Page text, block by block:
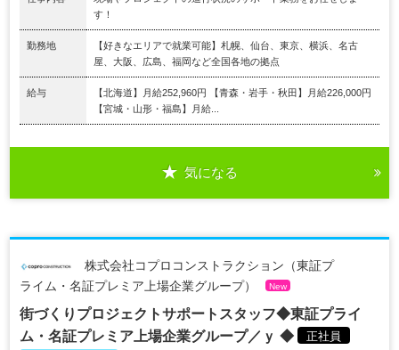
す！
勤務地
【好きなエリアで就業可能】札幌、仙台、東京、横浜、名古
屋、大阪、広島、福岡など全国各地の拠点
給与
【北海道】月給252,960円 【青森・岩手・秋田】月給226,000円
【宮城・山形・福島】月給...
気になる
株式会社コプロコンストラクション（東証プ
ライム・名証プレミア上場企業グループ）
New
街づくりプロジェクトサポートスタッフ◆東証プライ
ム・名証プレミア上場企業グループ／ｙ ◆
正社員